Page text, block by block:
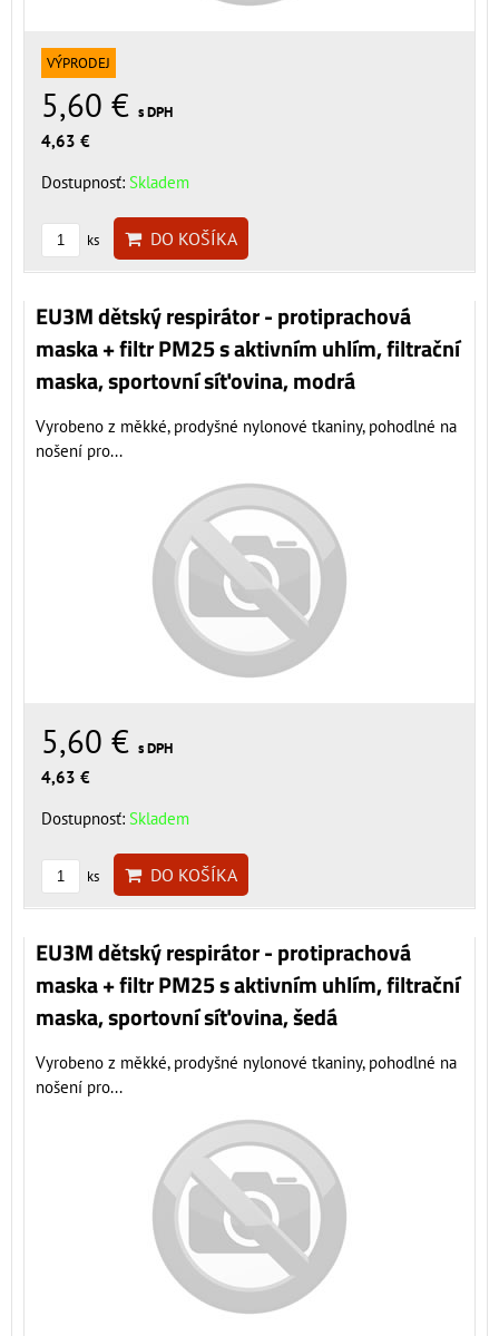
VÝPRODEJ
5,60 € s DPH
4,63 €
Dostupnosť: Skladem
ks DO KOŠÍKA
EU3M dětský respirátor - protiprachová
maska + filtr PM25 s aktivním uhlím, filtrační
maska, sportovní síťovina, modrá
Vyrobeno z měkké, prodyšné nylonové tkaniny, pohodlné na
nošení pro...
5,60 € s DPH
4,63 €
Dostupnosť: Skladem
ks DO KOŠÍKA
EU3M dětský respirátor - protiprachová
maska + filtr PM25 s aktivním uhlím, filtrační
maska, sportovní síťovina, šedá
Vyrobeno z měkké, prodyšné nylonové tkaniny, pohodlné na
nošení pro...